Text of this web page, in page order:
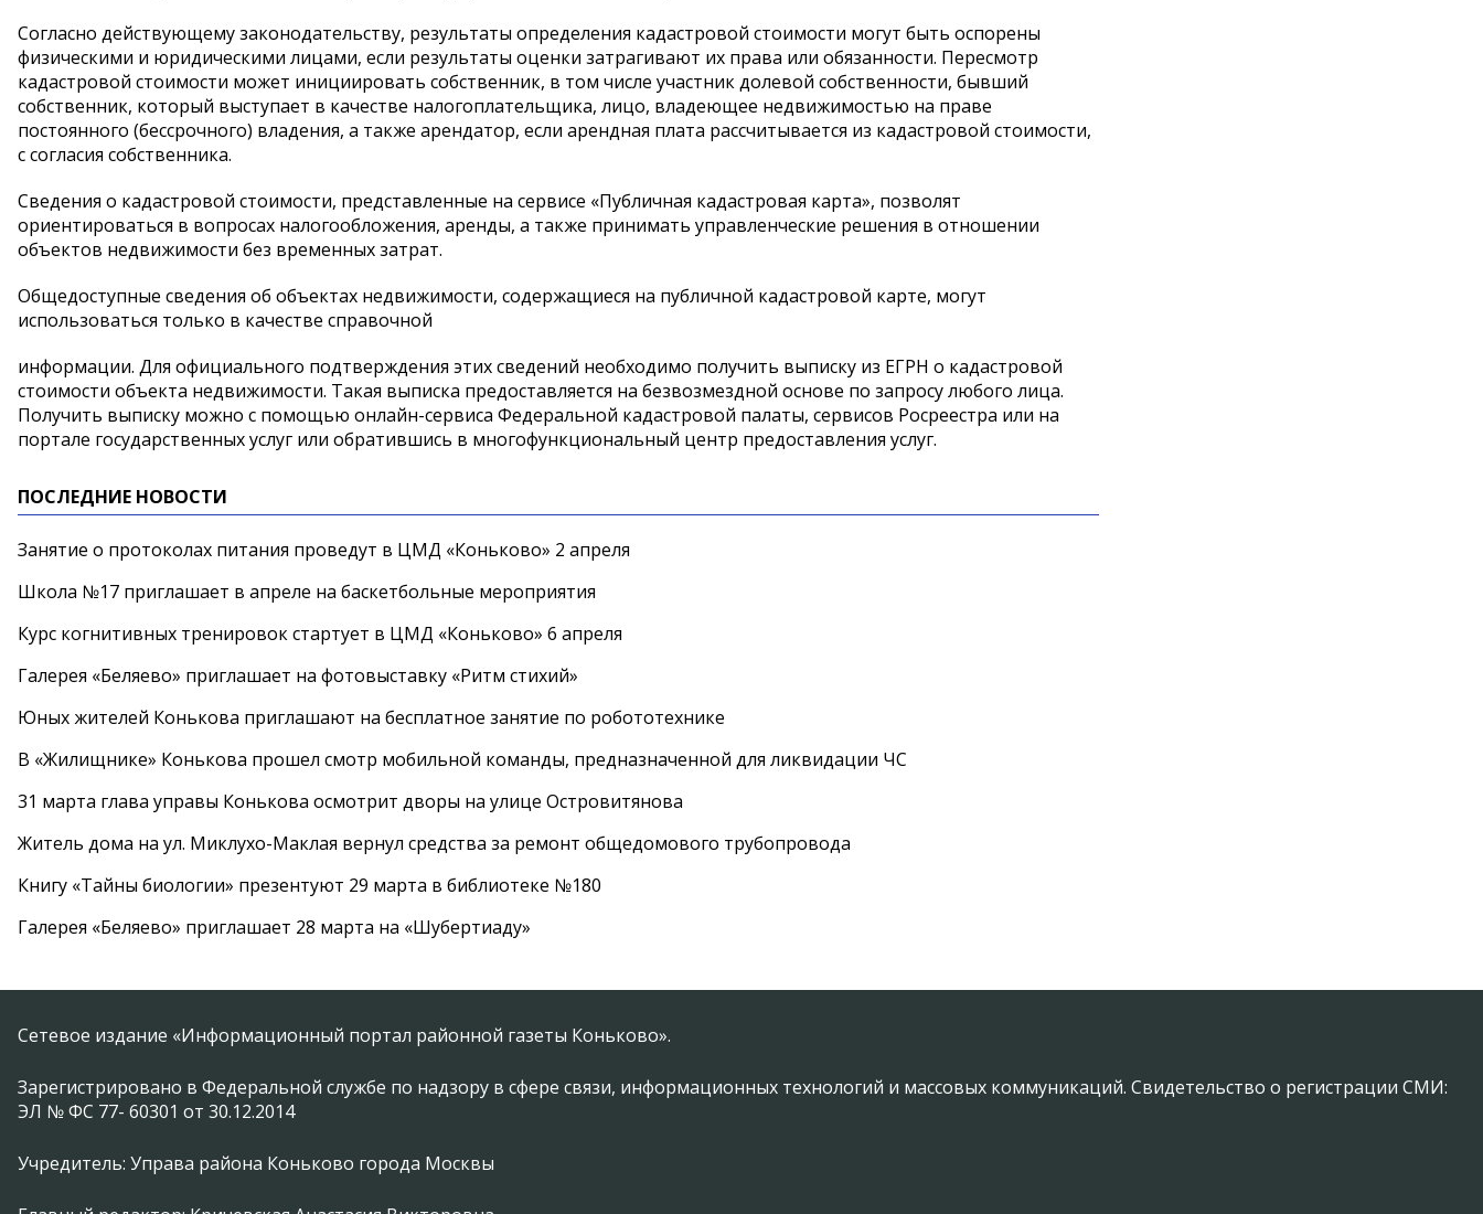
Согласно действующему законодательству, результаты определения кадастровой стоимости могут быть оспорены
физическими и юридическими лицами, если результаты оценки затрагивают их права или обязанности. Пересмотр
кадастровой стоимости может инициировать собственник, в том числе участник долевой собственности, бывший
собственник, который выступает в качестве налогоплательщика, лицо, владеющее недвижимостью на праве
постоянного (бессрочного) владения, а также арендатор, если арендная плата рассчитывается из кадастровой стоимости,
с согласия собственника.
Сведения о кадастровой стоимости, представленные на сервисе «Публичная кадастровая карта», позволят
ориентироваться в вопросах налогообложения, аренды, а также принимать управленческие решения в отношении
объектов недвижимости без временных затрат.
Общедоступные сведения об объектах недвижимости, содержащиеся на публичной кадастровой карте, могут
использоваться только в качестве справочной
информации. Для официального подтверждения этих сведений необходимо получить выписку из ЕГРН о кадастровой
стоимости объекта недвижимости. Такая выписка предоставляется на безвозмездной основе по запросу любого лица.
Получить выписку можно с помощью онлайн-сервиса Федеральной кадастровой палаты, сервисов Росреестра или на
портале государственных услуг или обратившись в многофункциональный центр предоставления услуг.
ПОСЛЕДНИЕ НОВОСТИ
Занятие о протоколах питания проведут в ЦМД «Коньково» 2 апреля
Школа №17 приглашает в апреле на баскетбольные мероприятия
Курс когнитивных тренировок стартует в ЦМД «Коньково» 6 апреля
Галерея «Беляево» приглашает на фотовыставку «Ритм стихий»
Юных жителей Конькова приглашают на бесплатное занятие по робототехнике
В «Жилищнике» Конькова прошел смотр мобильной команды, предназначенной для ликвидации ЧС
31 марта глава управы Конькова осмотрит дворы на улице Островитянова
Житель дома на ул. Миклухо-Маклая вернул средства за ремонт общедомового трубопровода
Книгу «Тайны биологии» презентуют 29 марта в библиотеке №180
Галерея «Беляево» приглашает 28 марта на «Шубертиаду»
Сетевое издание «Информационный портал районной газеты Коньково».
Зарегистрировано в Федеральной службе по надзору в сфере связи, информационных технологий и массовых коммуникаций. Свидетельство о регистрации СМИ:
ЭЛ № ФС 77- 60301 от 30.12.2014
Учредитель: Управа района Коньково города Москвы